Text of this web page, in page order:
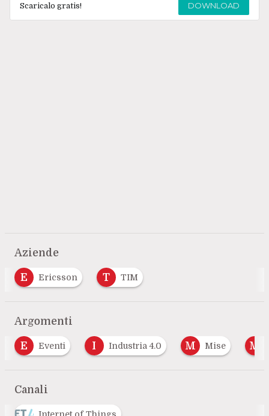
Scaricalo gratis! DOWNLOAD
Aziende
E Ericsson T TIM
Argomenti
E Eventi I Industria 4.0 M Mise M
Canali